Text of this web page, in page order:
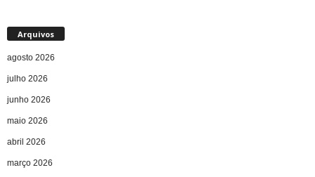
Arquivos
agosto 2026
julho 2026
junho 2026
maio 2026
abril 2026
março 2026